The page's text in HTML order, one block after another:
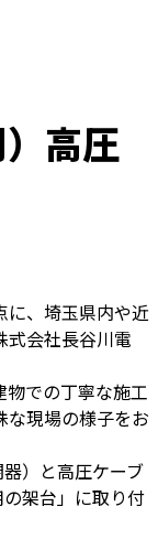
高圧
に、埼玉県内や近
式会社長谷川電
での丁寧な施工
な現場の様子をお
）と高圧ケーブ
架台」に取り付